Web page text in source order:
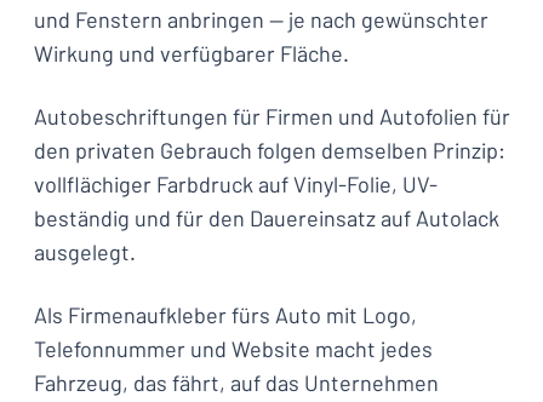
und Fenstern anbringen — je nach gewünschter
Wirkung und verfügbarer Fläche.
Autobeschriftungen für Firmen und Autofolien für
den privaten Gebrauch folgen demselben Prinzip:
vollflächiger Farbdruck auf Vinyl-Folie, UV-
beständig und für den Dauereinsatz auf Autolack
ausgelegt.
Als Firmenaufkleber fürs Auto mit Logo,
Telefonnummer und Website macht jedes
Fahrzeug, das fährt, auf das Unternehmen